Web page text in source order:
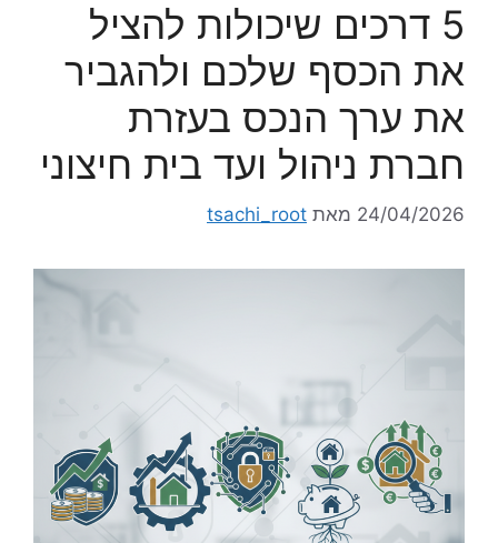
5 דרכים שיכולות להציל
את הכסף שלכם ולהגביר
את ערך הנכס בעזרת
חברת ניהול ועד בית חיצוני
24/04/2026 מאת tsachi_root